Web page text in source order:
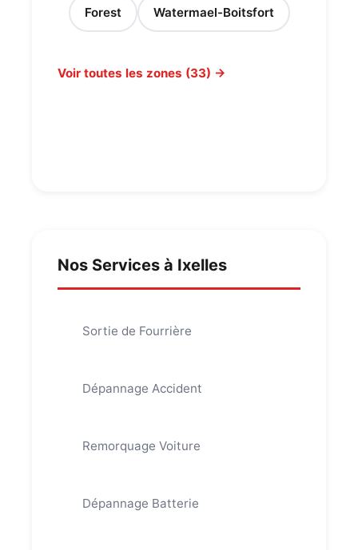
Forest Watermael-Boitsfort
Voir toutes les zones (33) →
Nos Services à Ixelles
Sortie de Fourrière
Dépannage Accident
Remorquage Voiture
Dépannage Batterie